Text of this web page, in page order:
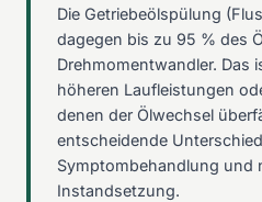
Die Getriebeölspülung
dagegen bis zu 95 % des
Drehmomentwandler. Das
höheren Laufleistungen
denen der Ölwechsel
entscheidende
Symptombehandlung und
Instandsetzung.